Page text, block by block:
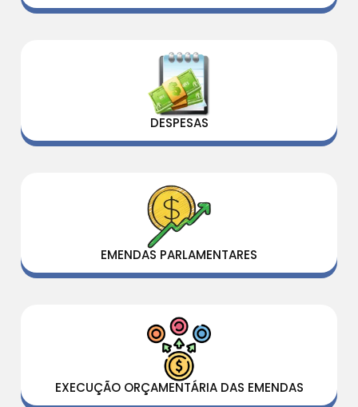
DESPESAS
EMENDAS PARLAMENTARES
EXECUÇÃO ORÇAMENTÁRIA DAS EMENDAS